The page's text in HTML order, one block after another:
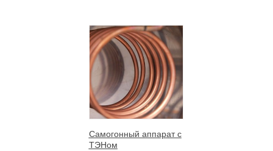
Самогонный аппарат с
ТЭНом